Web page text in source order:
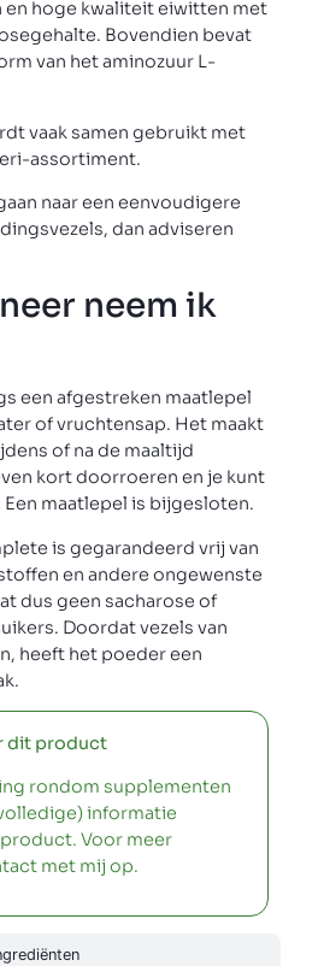
en hoge kwaliteit eiwitten met
Bovendien bevat
van het aminozuur L-
vaak samen gebruikt met
assortiment.
naar een eenvoudigere
dan adviseren
neem ik
een afgestreken maatlepel
of vruchtensap. Het maakt
of na de maaltijd
kort doorroeren en je kunt
maatlepel is bijgesloten.
is gegarandeerd vrij van
en andere ongewenste
dus geen sacharose of
Doordat vezels van
heeft het poeder een
dit product
rondom supplementen
informatie
Voor meer
met mij op.